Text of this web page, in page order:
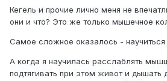
Кегель и прочие лично меня не
они и что? Это же только мышечное
Самое сложное оказалось -
А когда я научилась расслаблять
подтягивать при этом живот и дышать